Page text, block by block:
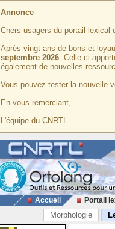
Annonce
Chers usagers du portail lexical
Après vingt ans de bons et
septembre 2026. Celle-ci
également de nouvelles
Vous pouvez tester la nouvelle
En vous remerciant,
L'équipe du CNRTL
Accueil Portail
Morphologie